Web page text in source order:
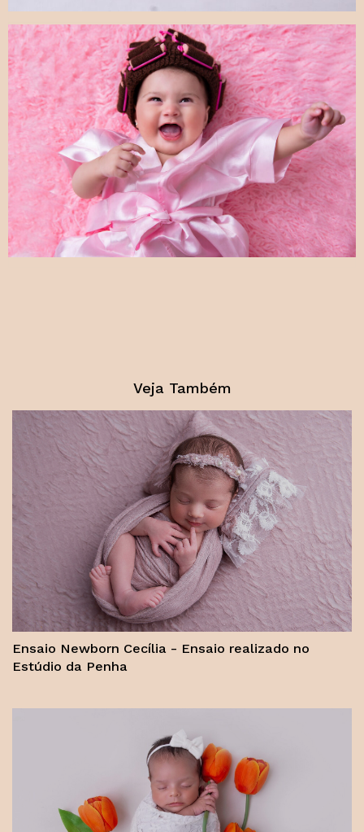
Veja Também
Ensaio Newborn Cecília - Ensaio realizado no
Estúdio da Penha